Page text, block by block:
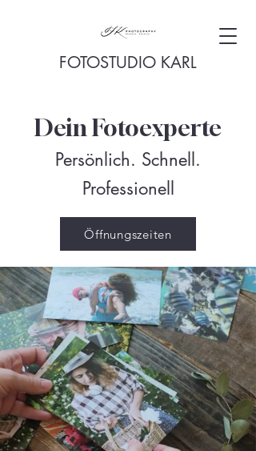
FOTOSTUDIO KARL
Dein Fotoexperte
Persönlich. Schnell.
Professionell
Öffnungszeiten